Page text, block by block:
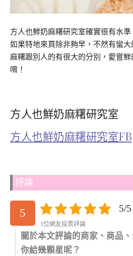
方人也鮮奶麻糬研究室確實很有水準
如果特地來買除非夠早，不然有蠻
麻糬跟別人的有很大的分別，愛嘗
唷！
方人也鮮奶麻糬研究室
方人也鮮奶麻糬研究室FB
評論
5 5/
1位網友投票評論
關於本文評論的商家、商品
你給幾顆星呢？